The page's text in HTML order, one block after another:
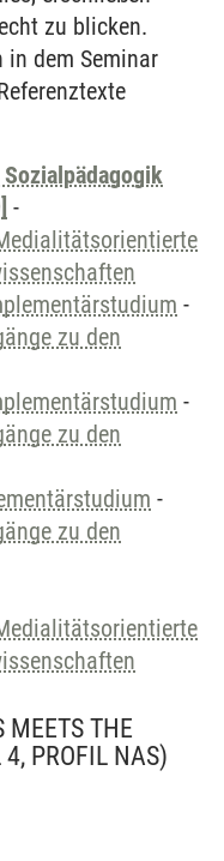
zu blicken.
in dem Seminar
-
-
zu den
-
zu den
-
zu den
MEETS THE
PROFIL NAS)